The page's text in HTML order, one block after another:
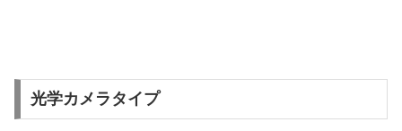
光学カメラタイプ